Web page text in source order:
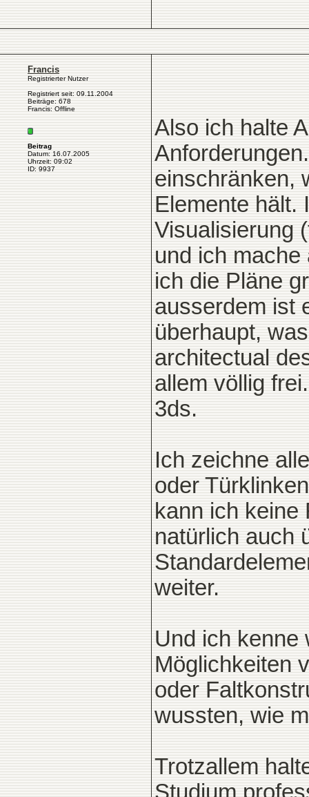
Francis
Registrierter Nutzer
Registriert seit: 09.11.2004
Beiträge: 678
Francis: Offline
Beitrag
Datum: 16.07.2005
Uhrzeit: 09:02
ID: 9937
Also ich halte
einschränken,
Elemente hält.
Visualisierung
und ich mache
ich die Pläne
ausserdem ist
überhaupt,
architectual
allem völlig
3ds.
Ich zeichne
oder
kann ich keine
natürlich auch
weiter.
Und ich kenne
Möglichkeiten
oder
wussten, wie
Trotzallem